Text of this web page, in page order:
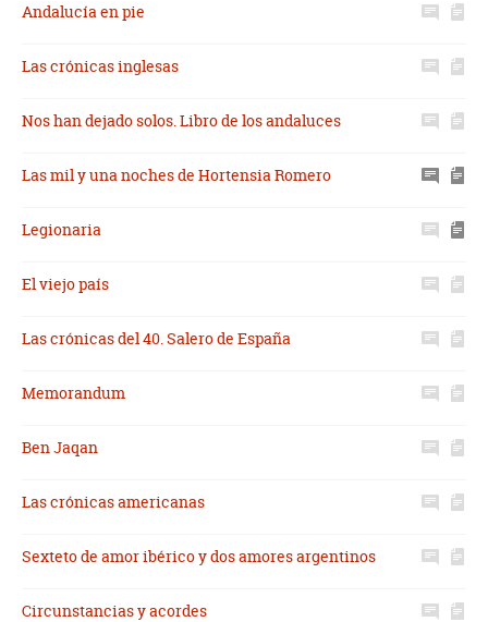
Andalucía en pie
Las crónicas inglesas
Nos han dejado solos. Libro de los andaluces
Las mil y una noches de Hortensia Romero
Legionaria
El viejo país
Las crónicas del 40. Salero de España
Memorandum
Ben Jaqan
Las crónicas americanas
Sexteto de amor ibérico y dos amores argentinos
Circunstancias y acordes